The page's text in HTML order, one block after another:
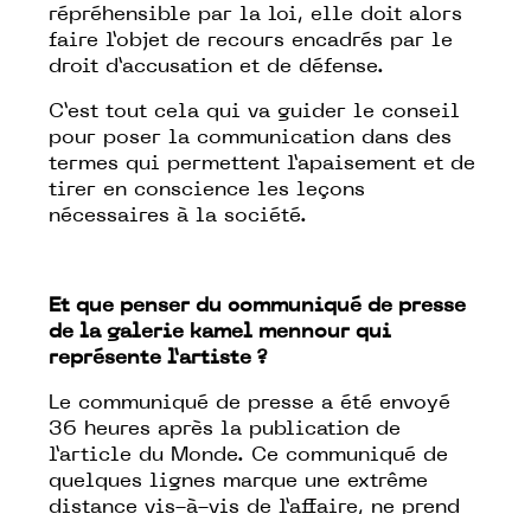
répréhensible par la loi, elle doit alors
faire l’objet de recours encadrés par le
droit d’accusation et de défense.
C’est tout cela qui va guider le conseil
pour poser la communication dans des
termes qui permettent l’apaisement et de
tirer en conscience les leçons
nécessaires à la société.
Et que penser du communiqué de presse
de la galerie kamel mennour qui
représente l’artiste ?
Le communiqué de presse a été envoyé
36 heures après la publication de
l’article du Monde. Ce communiqué de
quelques lignes marque une extrême
distance vis-à-vis de l’affaire, ne prend